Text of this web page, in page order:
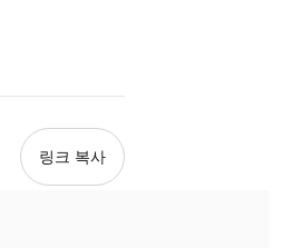
링크 복사